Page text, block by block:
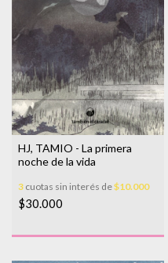
HJ, TAMIO - La primera
noche de la vida
3 cuotas sin interés de$10.000
$30.000